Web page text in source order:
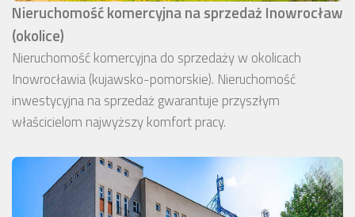
Nieruchomość komercyjna na sprzedaż Inowrocław
(okolice)
Nieruchomość komercyjna do sprzedaży w okolicach
Inowrocławia (kujawsko-pomorskie). Nieruchomość
inwestycyjna na sprzedaż gwarantuje przyszłym
właścicielom najwyższy komfort pracy.